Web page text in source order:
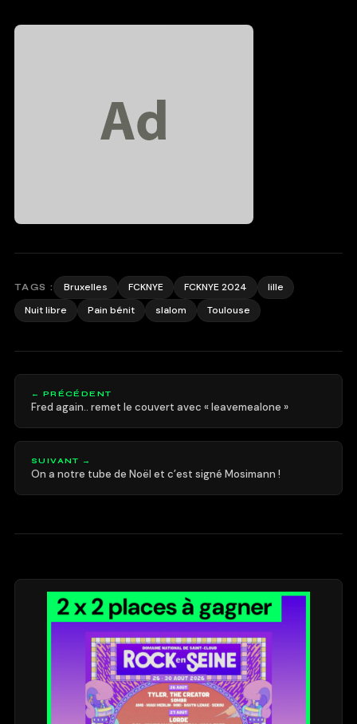
TAGS : Bruxelles FCKNYE FCKNYE 2024
lille
Nuit libre
Pain bénit slalom Toulouse
← PRÉCÉDENT
Fred again.. remet le couvert avec « leavemealone »
SUIVANT →
On a notre tube de Noël et c’est signé Mosimann !